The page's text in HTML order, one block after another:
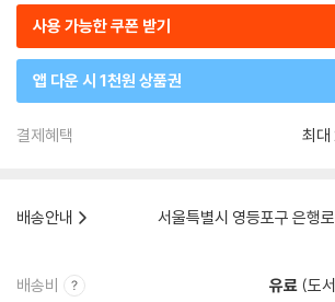
사용 가능한 쿠폰 받기
앱 다운 시 1천원 상품권
결제혜택 최
배송안내
서울특별시 영등포구 은행
배송비 유료 (도